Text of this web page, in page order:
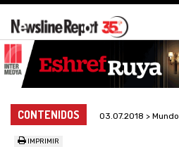
CONTENIDOS 03.07.2018 > Mundo
IMPRIMIR